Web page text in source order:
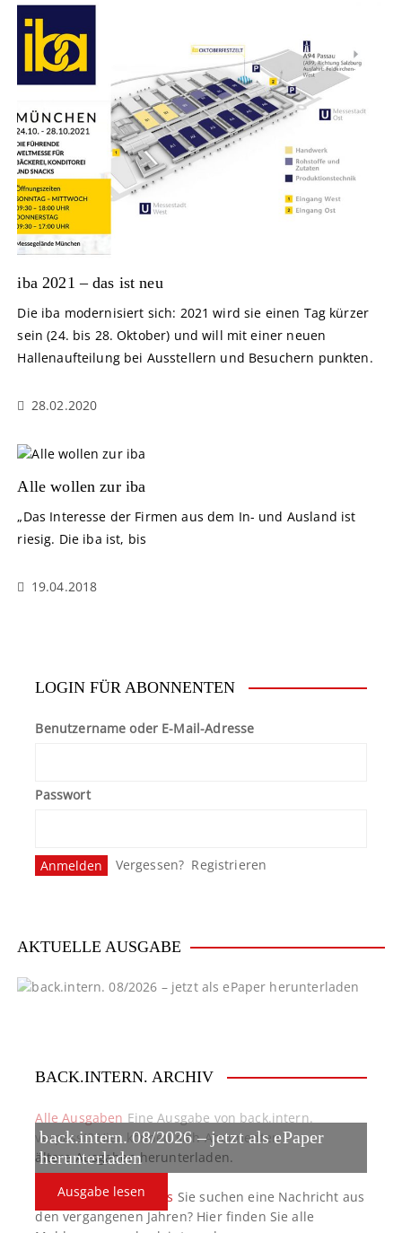
iba 2021 – das ist neu
Die iba modernisiert sich: 2021 wird sie einen Tag kürzer
sein (24. bis 28. Oktober) und will mit einer neuen
Hallenaufteilung bei Ausstellern und Besuchern punkten.
28.02.2020
Alle wollen zur iba
„Das Interesse der Firmen aus dem In- und Ausland ist
riesig. Die iba ist, bis
19.04.2018
LOGIN FÜR ABONNENTEN
Benutzername oder E-Mail-Adresse
Passwort
Vergessen? Registrieren
AKTUELLE AUSGABE
back.intern. 08/2026 – jetzt als ePaper
herunterladen
Ausgabe lesen
BACK.INTERN. ARCHIV
Alle Ausgaben Eine Ausgabe von back.intern.
verpasst? Hier können sich Abonnenten
ältere Ausgaben herunterladen.
back.intern. Top-News Sie suchen eine Nachricht aus
den vergangenen Jahren? Hier finden Sie alle